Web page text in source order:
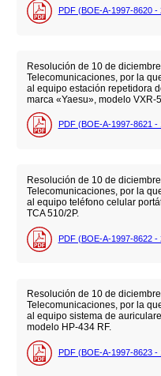
PDF (BOE-A-1997-8620 -
Resolución de 10 de
Telecomunicaciones, por la
al equipo estación repetidora
marca «Yaesu», modelo VXR-
PDF (BOE-A-1997-8621 -
Resolución de 10 de
Telecomunicaciones, por la
al equipo teléfono celular
TCA 510/2P.
PDF (BOE-A-1997-8622 -
Resolución de 10 de
Telecomunicaciones, por la
al equipo sistema de
modelo HP-434 RF.
PDF (BOE-A-1997-8623 -